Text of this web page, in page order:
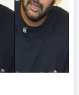
முன் ரவி
சென்ற
விவாதத்தை
கொடுத்து